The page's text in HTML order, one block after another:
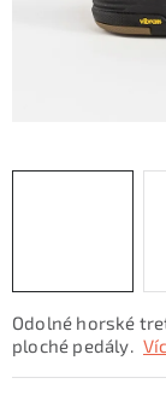
CYKLO Servis
Odolné horské
ploché pedály.